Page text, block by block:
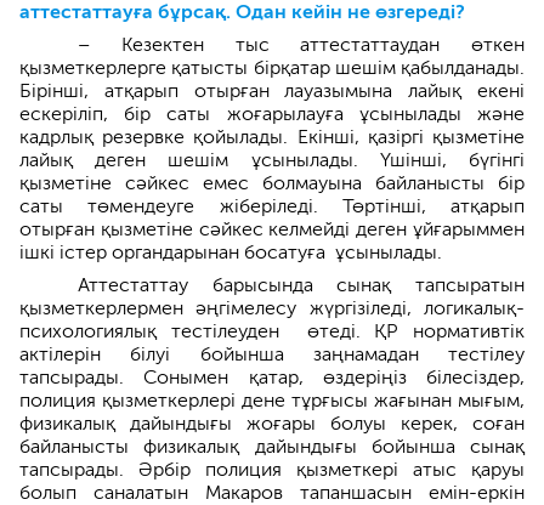
аттестаттауға бұрсақ. Одан кейін не өзгереді?
– Кезектен тыс аттестаттаудан өткен
қызметкерлерге қатысты бірқатар шешім қабылданады.
Бірінші, атқарып отырған лауазымына лайық екені
ескеріліп, бір саты жоғарылауға ұсынылады және
кадрлық резервке қойылады. Екінші, қазіргі қызметіне
лайық деген шешім ұсынылады. Үшінші, бүгінгі
қызметіне сәйкес емес болмауына байланыс­ты бір
саты төмендеуге жіберіледі. Төртінші, атқарып
отырған қызметіне сәйкес келмейді деген ұйғарыммен
ішкі істер органдарынан босатуға ұсынылады.
Аттестаттау барысында сынақ тапсыратын
қызметкерлермен әңгі­мелесу жүргізіледі, логикалық-
психо­логиялық тестілеуден өтеді. ҚР нормативтік
актілерін білуі бо­йынша заңнамадан тестілеу
тапсырады. Сонымен қатар, өздеріңіз білесіздер,
полиция қызметкерлері дене тұрғысы жағынан мығым,
физикалық дайын­дығы жоғары болуы керек, соған
байланысты физикалық дайындығы бойынша сынақ
тапсырады. Әрбір полиция қызметкері атыс қаруы
болып саналатын Макаров тапаншасын емін-еркін